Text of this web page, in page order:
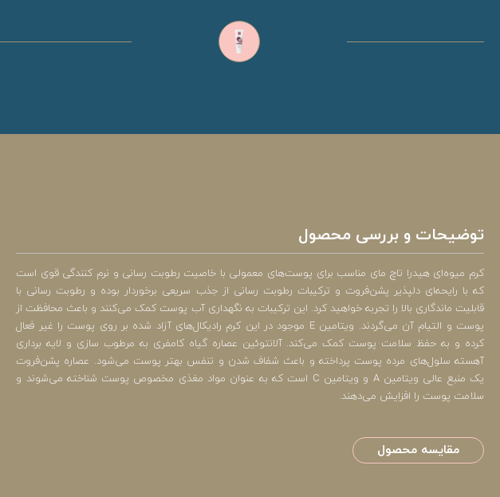
توضیحات و بررسی محصول
کرم میوه‌ای هیدرا تاچ مای مناسب برای پوست‌های معمولی با خاصیت رطوبت رسانی و نرم کنندگی قوی است
که با رایحه‌ای دلپذیر پشن‌فروت و ترکیبات رطوبت رسانی از جذب سریعی برخوردار بوده و رطوبت رسانی با
قابلیت ماندگاری بالا را تجربه خواهید کرد. این ترکیبات به نگهداری آب پوست کمک می‌کنند و باعث محافظت از
پوست و التیام آن می‌گردند. ویتامین E موجود در این کرم رادیکال‌های آزاد شده بر روی پوست را غیر فعال
کرده و به حفظ سلامت پوست کمک می‌کند. آلانتوئین عصاره گیاه کامفری به مرطوب سازی و لایه برداری
آهسته سلول‌های مرده پوست پرداخته و باعث شفاف شدن و تنفس بهتر پوست می‌شود. عصاره پشن‌فروت
یک منبع عالی ویتامین A و ویتامین C است که به عنوان مواد مغذی مخصوص پوست شناخته می‌شوند و
سلامت پوست را افزایش می‌دهند.
مقایسه محصول